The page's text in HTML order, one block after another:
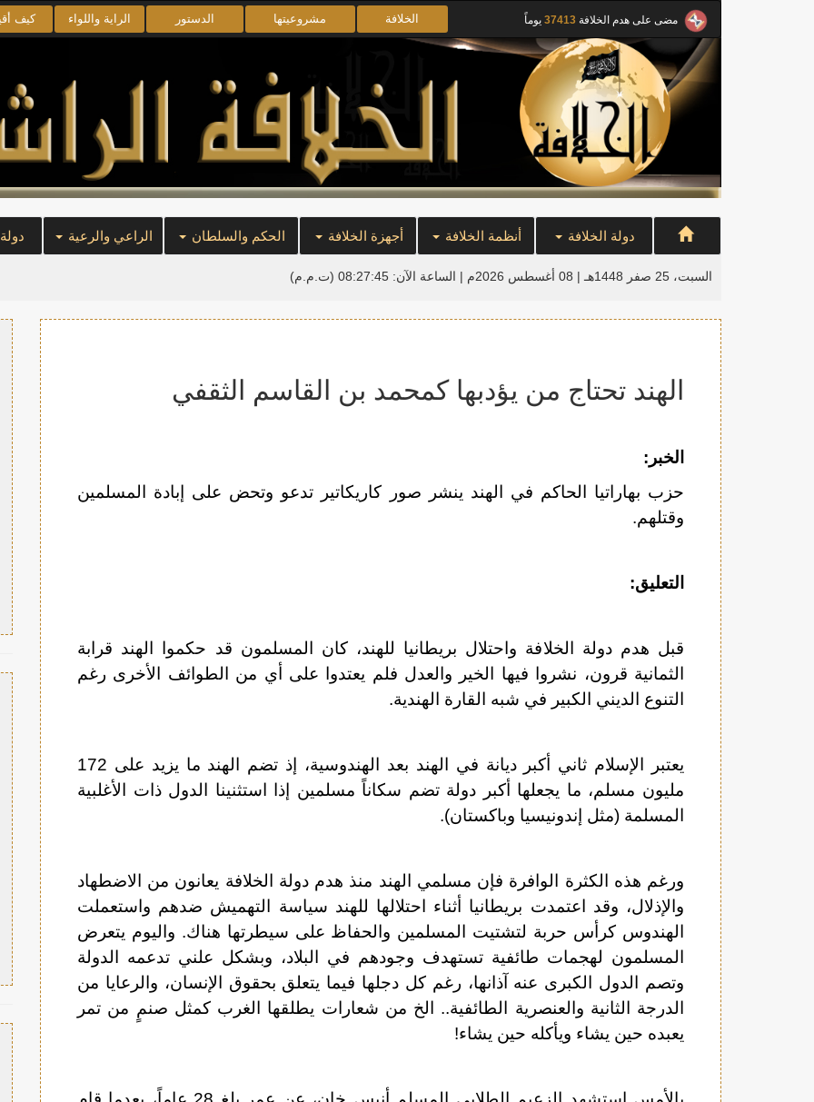
مضى على هدم الخلافة 37413 يوماً الخلافة مشروعيتها الدستور الراية واللواء كيف
دولة الخلافة أنظمة الخلافة أجهزة الخلافة الحكم والسلطان الراعي والرعية
السبت، 25 صفر 1448هـ | 08 أغسطس 2026م | الساعة الآن: 08:27:45 (ت.م.م)
الهند تحتاج من يؤدبها كمحمد بن القاسم الثقفي
الخبر:
حزب بهاراتيا الحاكم في الهند ينشر صور كاريكاتير تدعو وتحض على إبادة المسلمين
وقتلهم.
التعليق:
قبل هدم دولة الخلافة واحتلال بريطانيا للهند، كان المسلمون قد حكموا الهند قرابة
الثمانية قرون، نشروا فيها الخير والعدل فلم يعتدوا على أي من الطوائف الأخرى رغم
التنوع الديني الكبير في شبه القارة الهندية.
يعتبر الإسلام ثاني أكبر ديانة في الهند بعد الهندوسية، إذ تضم الهند ما يزيد على 172
مليون مسلم، ما يجعلها أكبر دولة تضم سكاناً مسلمين إذا استثنينا الدول ذات الأغلبية
المسلمة (مثل إندونيسيا وباكستان).
ورغم هذه الكثرة الوافرة فإن مسلمي الهند منذ هدم دولة الخلافة يعانون من الاضطهاد
والإذلال، وقد اعتمدت بريطانيا أثناء احتلالها للهند سياسة التهميش ضدهم واستعملت
الهندوس كرأس حربة لتشتيت المسلمين والحفاظ على سيطرتها هناك. واليوم يتعرض
المسلمون لهجمات طائفية تستهدف وجودهم في البلاد، وبشكل علني تدعمه الدولة
وتصم الدول الكبرى عنه آذانها، رغم كل دجلها فيما يتعلق بحقوق الإنسان، والرعايا من
الدرجة الثانية والعنصرية الطائفية.. الخ من شعارات يطلقها الغرب كمثل صنمٍ من تمر
يعبده حين يشاء ويأكله حين يشاء!